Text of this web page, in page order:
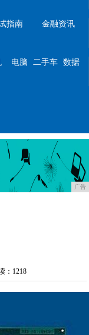
指南 金融资讯
电脑 二手车 数据
广告
：1218